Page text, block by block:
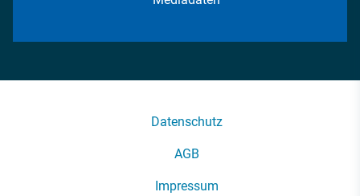
Datenschutz
AGB
Impressum